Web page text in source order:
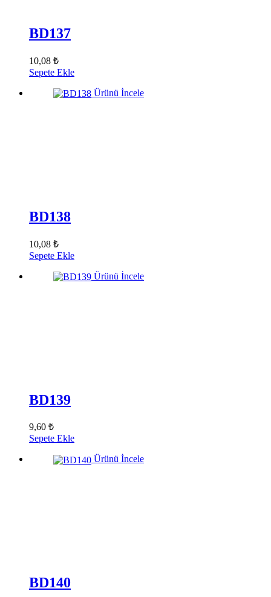
BD137
10,08 ₺
Sepete Ekle
Ürünü İncele
BD138
10,08 ₺
Sepete Ekle
Ürünü İncele
BD139
9,60 ₺
Sepete Ekle
Ürünü İncele
BD140